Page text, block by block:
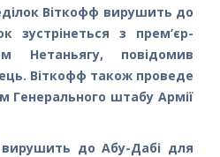
Віткофф вирушить до
зустрінеться з прем’єр-
Нетаньягу, повідомив
Віткофф також проведе
Генерального штабу Армії
вирушить до Абу-Дабі для